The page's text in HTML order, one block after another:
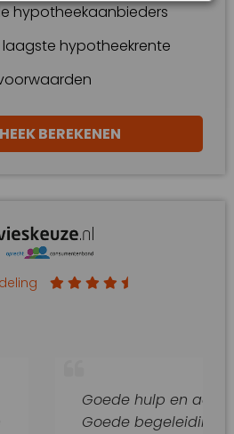
hypotheekaanbieders
hypotheekrente
BEREKENEN
Goede hulp en adviezen.
Goede begeleiding van dit